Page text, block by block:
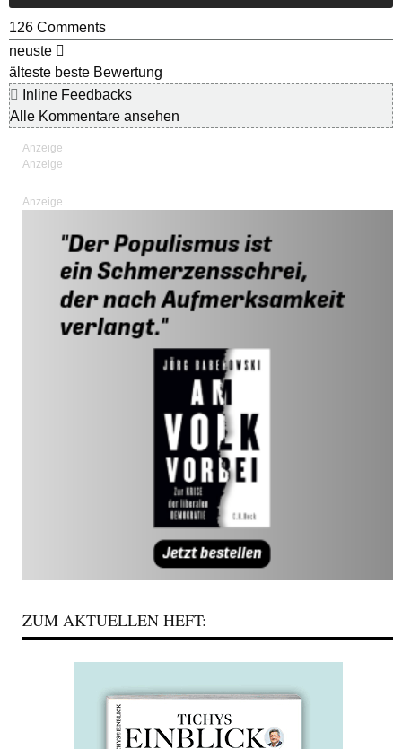
126 Comments
neuste
älteste beste Bewertung
Inline Feedbacks
Alle Kommentare ansehen
Anzeige
ZUM AKTUELLEN HEFT: